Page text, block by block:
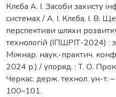
Клєба А. І. Засоби захисту
системах / А. І. Клєба, І. В.
перспективи шляхи
технологій (ІПШРІТ-2024) :
Міжнар. наук.-практич.
2024 р.) / упоряд. : Т. О.
Черкас. держ. технол. ун-т.
100–101.